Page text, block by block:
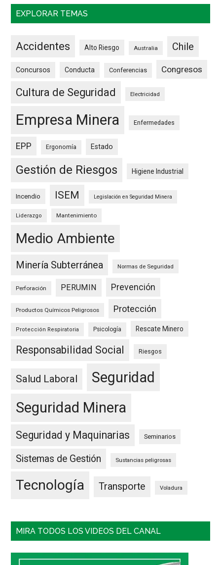
EXPLORAR TEMAS
Accidentes Alto Riesgo Australia Chile
Concursos Conducta Conferencias Congresos
Cultura de Seguridad Electricidad
Empresa Minera Enfermedades
EPP Ergonomía Estado
Gestión de Riesgos Higiene Industrial
Incendio ISEM Legislación en Seguridad Minera
Liderazgo Mantenimiento
Medio Ambiente
Minería Subterránea Normas de Seguridad
Perforación PERUMIN Prevención
Productos Químicos Peligrosos Protección
Protección Respiratoria Psicología Rescate Minero
Responsabilidad Social Riesgos
Salud Laboral
Seguridad
Seguridad Minera
Seguridad y Maquinarias Seminarios
Sistemas de Gestión Sustancias peligrosas
Tecnología Transporte Voladura
MIRA TODOS LOS VIDEOS DEL CANAL